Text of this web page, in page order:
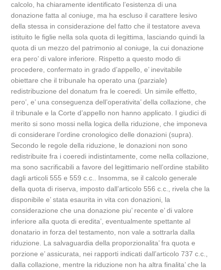
calcolo, ha chiaramente identificato l’esistenza di una
donazione fatta al coniuge, ma ha escluso il carattere lesivo
della stessa in considerazione del fatto che il testatore aveva
istituito le figlie nella sola quota di legittima, lasciando quindi la
quota di un mezzo del patrimonio al coniuge, la cui donazione
era pero’ di valore inferiore. Rispetto a questo modo di
procedere, confermato in grado d’appello, e’ inevitabile
obiettare che il tribunale ha operato una (parziale)
redistribuzione del donatum fra le coeredi. Un simile effetto,
pero’, e’ una conseguenza dell’operativita’ della collazione, che
il tribunale e la Corte d’appello non hanno applicato. I giudici di
merito si sono mossi nella logica della riduzione, che imponeva
di considerare l’ordine cronologico delle donazioni (supra).
Secondo le regole della riduzione, le donazioni non sono
redistribuite fra i coeredi indistintamente, come nella collazione,
ma sono sacrificabili a favore del legittimario nell’ordine stabilito
dagli articoli 555 e 559 c.c.. Insomma, se il calcolo generale
della quota di riserva, imposto dall’articolo 556 c.c., rivela che la
disponibile e’ stata esaurita in vita con donazioni, la
considerazione che una donazione piu’ recente e’ di valore
inferiore alla quota di eredita’, eventualmente spettante al
donatario in forza del testamento, non vale a sottrarla dalla
riduzione. La salvaguardia della proporzionalita’ fra quota e
porzione e’ assicurata, nei rapporti indicati dall’articolo 737 c.c.,
dalla collazione, mentre la riduzione non ha altra finalita’ che la